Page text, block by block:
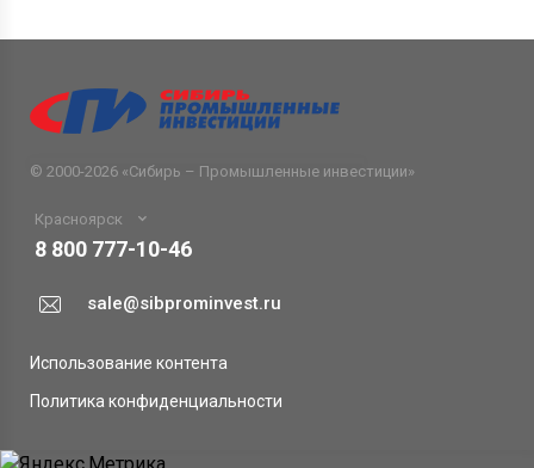
© 2000-2026 «Сибирь – Промышленные инвестиции»
Красноярск
8 800 777-10-46
sale@sibprominvest.ru
Использование контента
Политика конфиденциальности